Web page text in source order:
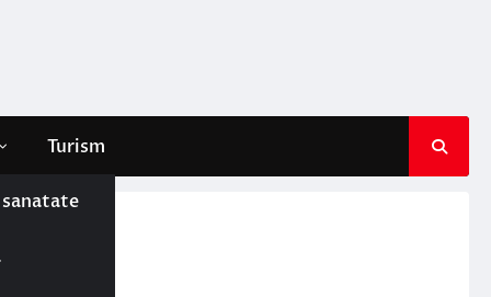
Turism